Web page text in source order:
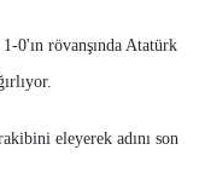
0'ın rövanşında Atatürk
eleyerek adını son